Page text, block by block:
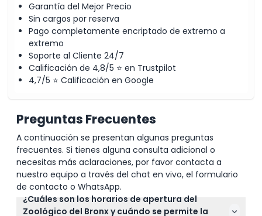
Garantía del Mejor Precio
Sin cargos por reserva
Pago completamente encriptado de extremo a
extremo
Soporte al Cliente 24/7
Calificación de 4,8/5 ⭐ en Trustpilot
4,7/5 ⭐ Calificación en Google
Preguntas Frecuentes
A continuación se presentan algunas preguntas
frecuentes. Si tienes alguna consulta adicional o
necesitas más aclaraciones, por favor contacta a
nuestro equipo a través del chat en vivo, el formulario
de contacto o WhatsApp.
¿Cuáles son los horarios de apertura del
Zoológico del Bronx y cuándo se permite la